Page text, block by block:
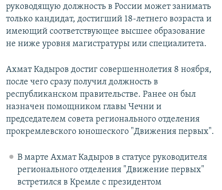
руководящую должность в России может занимать
только кандидат, достигший 18-летнего возраста и
имеющий соответствующее высшее образование
не ниже уровня магистратуры или специалитета.
Ахмат Кадыров достиг совершеннолетия 8 ноября,
после чего сразу получил должность в
республиканском правительстве. Ранее он был
назначен помощником главы Чечни и
председателем совета регионального отделения
прокремлевского юношеского "Движения первых".
В марте Ахмат Кадыров в статусе руководителя
регионального отделения "Движение первых"
встретился в Кремле с президентом